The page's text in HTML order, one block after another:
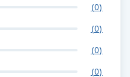
(0)
(0)
(0)
(0)